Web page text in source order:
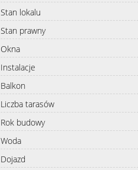
Stan lokalu
Stan prawny
Okna
Instalacje
Balkon
Liczba tarasów
Rok budowy
Woda
Dojazd